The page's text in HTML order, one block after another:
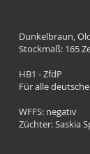
Dunkelbraun,
Stockmaß: 165
HB1 - ZfdP
Für alle
WFFS: negativ
Züchter: Saskia